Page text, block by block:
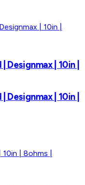
| 10in |
| 10in |